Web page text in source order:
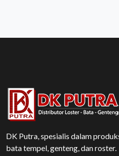
DK Putra, spesialis dalam
bata tempel, genteng, dan roster.